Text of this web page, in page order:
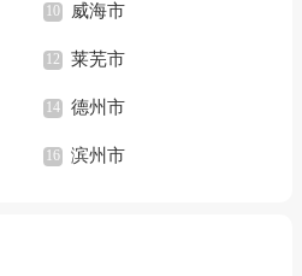
威海市
莱芜市
德州市
滨州市